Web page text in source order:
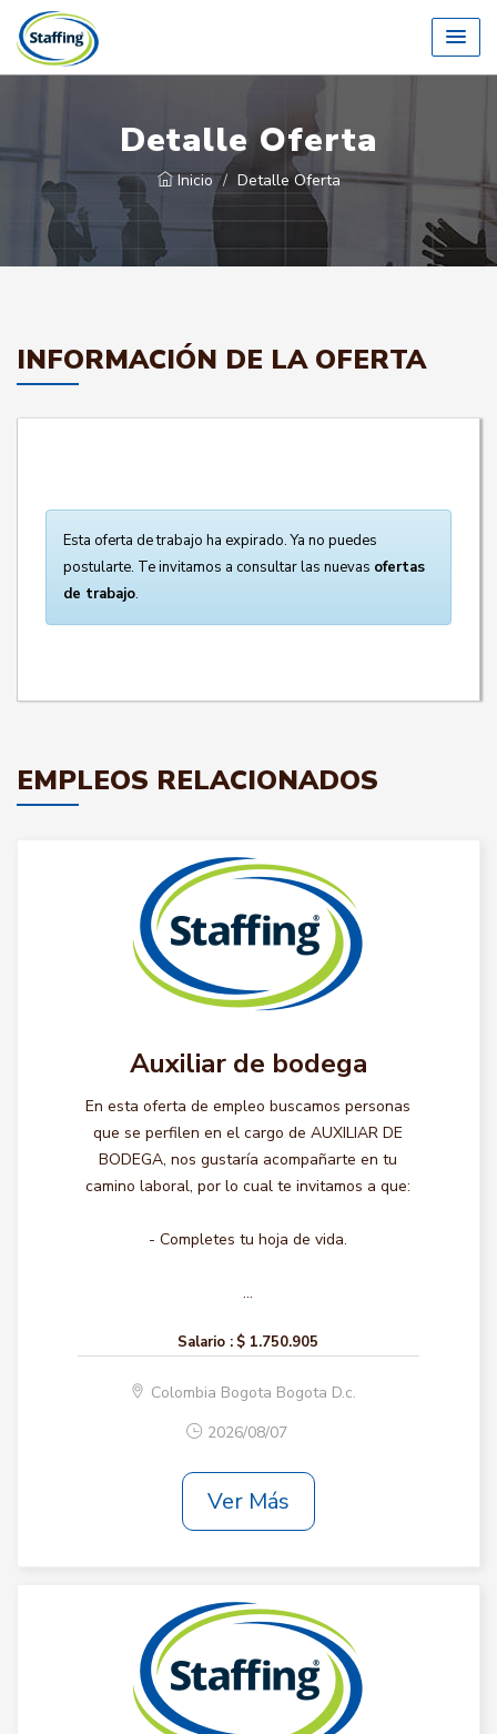
Detalle Oferta
Inicio Detalle Oferta
INFORMACIÓN DE LA OFERTA
Esta oferta de trabajo ha expirado. Ya no puedes
postularte. Te invitamos a consultar las nuevas ofertas
de trabajo.
EMPLEOS RELACIONADOS
Auxiliar de bodega
En esta oferta de empleo buscamos personas
que se perfilen en el cargo de AUXILIAR DE
BODEGA, nos gustaría acompañarte en tu
camino laboral, por lo cual te invitamos a que:
- Completes tu hoja de vida.
...
Salario : $ 1.750.905
Colombia Bogota Bogota D.c.
2026/08/07
Ver Más